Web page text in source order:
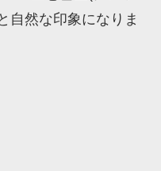
自然な印象になりま